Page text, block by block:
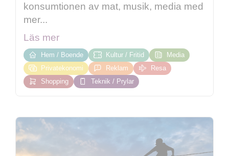
konsumtionen av mat, musik, media med
mer...
Läs mer
Hem / Boende Kultur / Fritid
Media
Privatekonomi
Reklam
Resa
Shopping
Teknik / Prylar